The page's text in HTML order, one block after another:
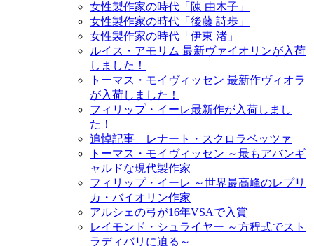
女性製作家の時代「陳 由木子」
女性製作家の時代「後藤 詩歩」
女性製作家の時代「伊東 渚」
ルイス・アモリム 最新ヴァイオリンが入荷
しました！
トーマス・モイヴィッセン 最新作ヴィオラ
が入荷しました！
フィリップ・イーレ最新作が入荷しまし
た！
追悼記事 レナート・スクロラベッツァ
トーマス・モイヴィッセン ～最もアバンギ
ャルドな現代製作家
フィリップ・イーレ ～世界最高峰のレプリ
カ・バイオリン作家
アルシェの弓が16年VSAで入賞
レイモンド・シュライヤー ～方程式でスト
ラディバリに迫る～